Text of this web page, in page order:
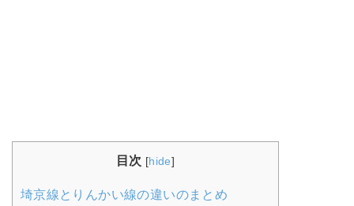
目次 [hide]
埼京線とりんかい線の違いのまとめ